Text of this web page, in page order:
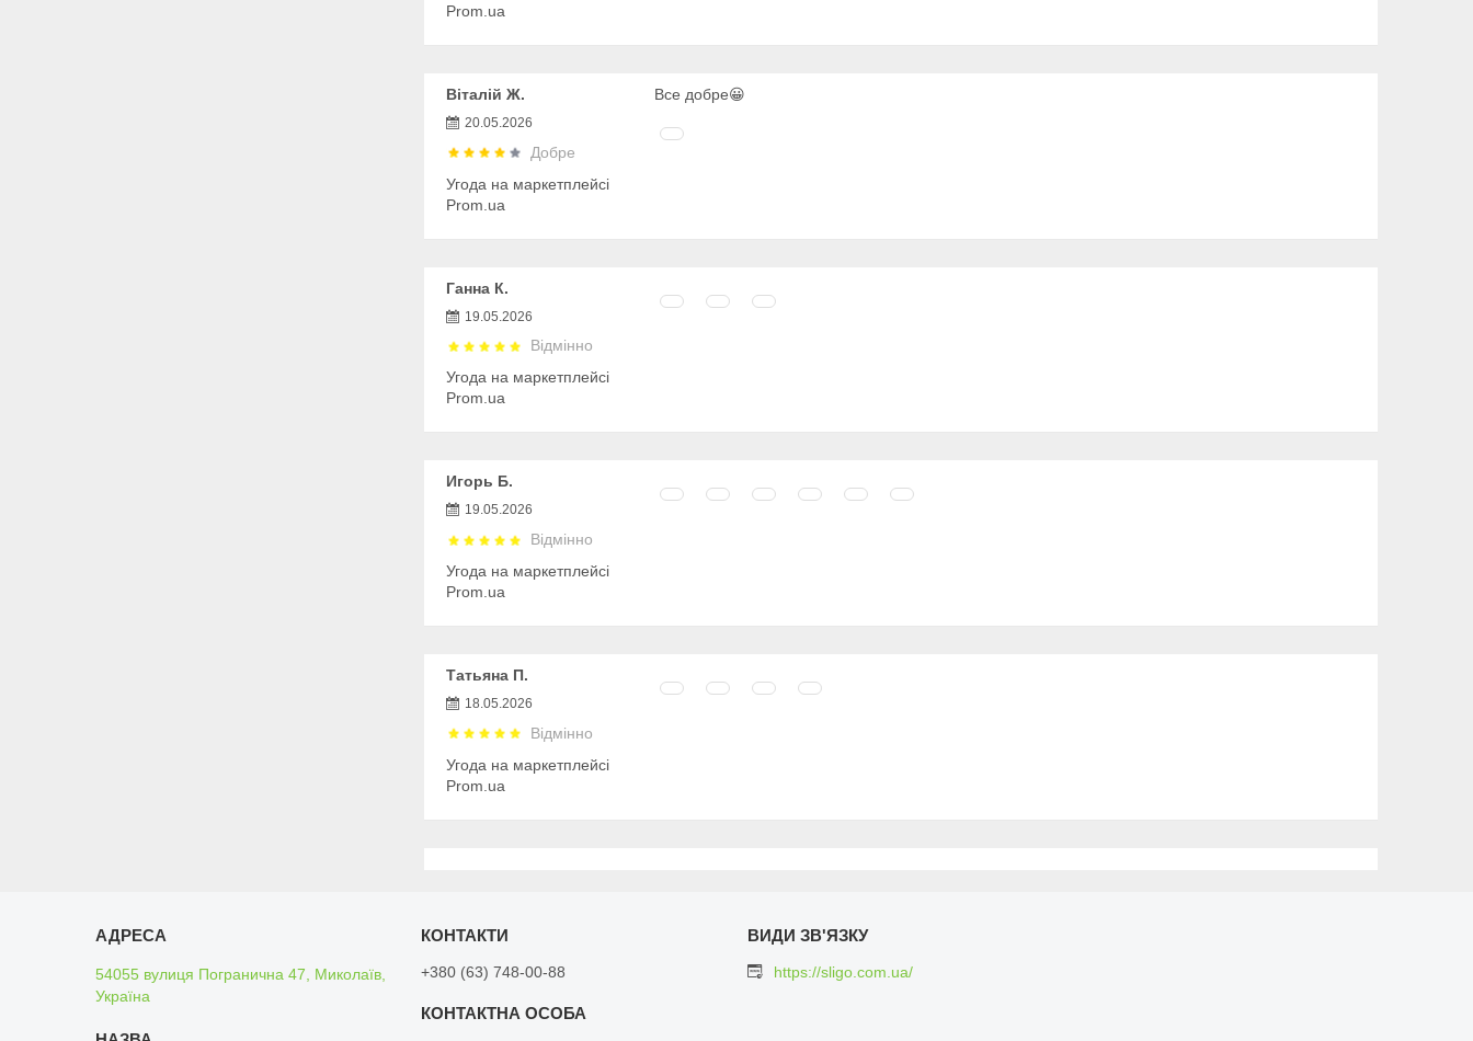
Prom.ua
Віталій Ж.
20.05.2026
Добре
Угода на маркетплейсі
Prom.ua
Все добре😀
Ганна К.
19.05.2026
Відмінно
Угода на маркетплейсі
Prom.ua
Игорь Б.
19.05.2026
Відмінно
Угода на маркетплейсі
Prom.ua
Татьяна П.
18.05.2026
Відмінно
Угода на маркетплейсі
Prom.ua
54055 вулиця Погранична 47, Миколаїв,
Україна
+380 (63) 748-00-88 https://sligo.com.ua/